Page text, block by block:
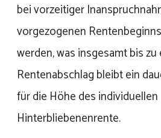
bei vorzeitiger
vorgezogenen
werden, was insgesamt bis
Rentenabschlag bleibt ein
für die Höhe des
Hinterbliebenenrente.